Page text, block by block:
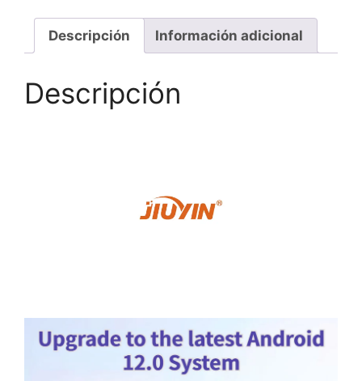
Descripción Información adicional
Descripción